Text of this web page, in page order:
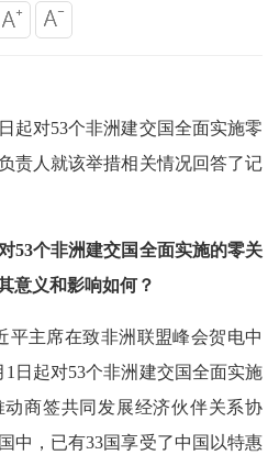
对53个非洲建交国全面实施零
责人就该举措相关情况回答了记
53个非洲建交国全面实施的零关
意义和影响如何？
主席在致非洲联盟峰会贺电中
1日起对53个非洲建交国全面实施
商签共同发展经济伙伴关系协
中，已有33国享受了中国以特惠